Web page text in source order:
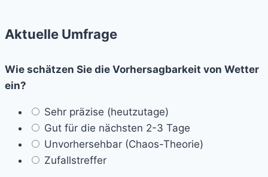
Aktuelle Umfrage
Wie schätzen Sie die Vorhersagbarkeit von Wetter
ein?
Sehr präzise (heutzutage)
Gut für die nächsten 2-3 Tage
Unvorhersehbar (Chaos-Theorie)
Zufallstreffer